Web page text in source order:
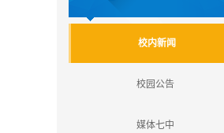
校内新闻
校园公告
媒体七中